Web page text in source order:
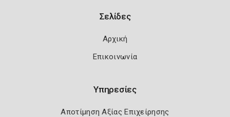
Σελίδες
Αρχική
Επικοινωνία
Υπηρεσίες
Αποτίμηση Αξίας Επιχείρησης